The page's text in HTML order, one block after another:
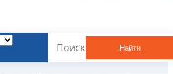
Найти